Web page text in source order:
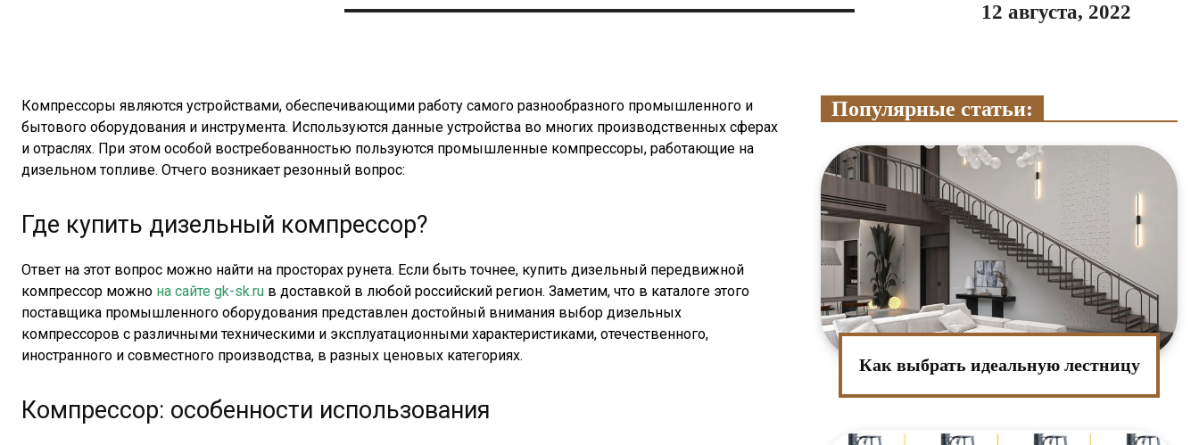
12 августа, 2022
Компрессоры являются устройствами, обеспечивающими работу самого разнообразного промышленного и
бытового оборудования и инструмента. Используются данные устройства во многих производственных сферах
и отраслях. При этом особой востребованностью пользуются промышленные компрессоры, работающие на
дизельном топливе. Отчего возникает резонный вопрос:
Где купить дизельный компрессор?
Ответ на этот вопрос можно найти на просторах рунета. Если быть точнее, купить дизельный передвижной
компрессор можно на сайте gk-sk.ru в доставкой в любой российский регион. Заметим, что в каталоге этого
поставщика промышленного оборудования представлен достойный внимания выбор дизельных
компрессоров с различными техническими и эксплуатационными характеристиками, отечественного,
иностранного и совместного производства, в разных ценовых категориях.
Компрессор: особенности использования
Популярные статьи:
Как выбрать идеальную лестницу